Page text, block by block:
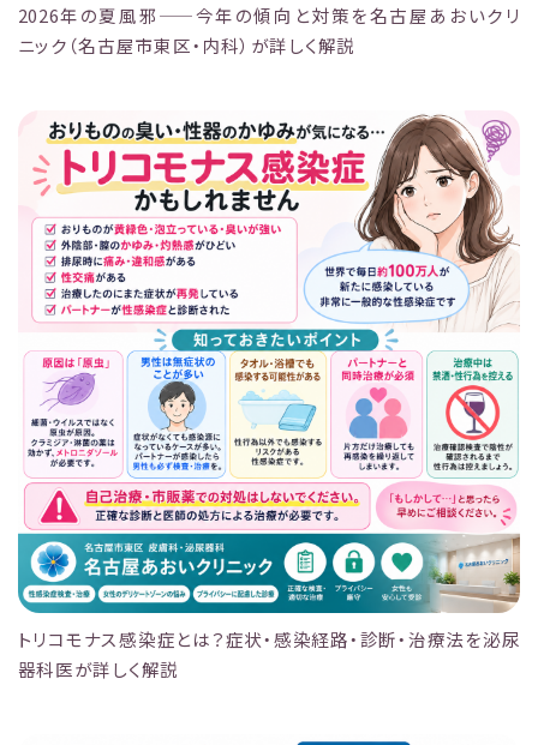
2026年の夏風邪——今年の傾向と対策を名古屋あおいクリ
ニック（名古屋市東区・内科）が詳しく解説
トリコモナス感染症とは？症状・感染経路・診断・治療法を泌尿
器科医が詳しく解説